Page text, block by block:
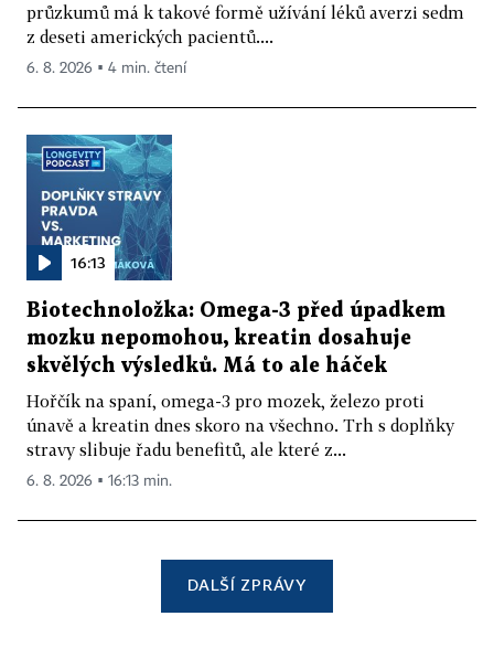
průzkumů má k takové formě užívání léků averzi sedm
z deseti amerických pacientů....
6. 8. 2026 ▪ 4 min. čtení
16:13
Biotechnoložka: Omega-3 před úpadkem
mozku nepomohou, kreatin dosahuje
skvělých výsledků. Má to ale háček
Hořčík na spaní, omega-3 pro mozek, železo proti
únavě a kreatin dnes skoro na všechno. Trh s doplňky
stravy slibuje řadu benefitů, ale které z...
6. 8. 2026 ▪ 16:13 min.
DALŠÍ ZPRÁVY